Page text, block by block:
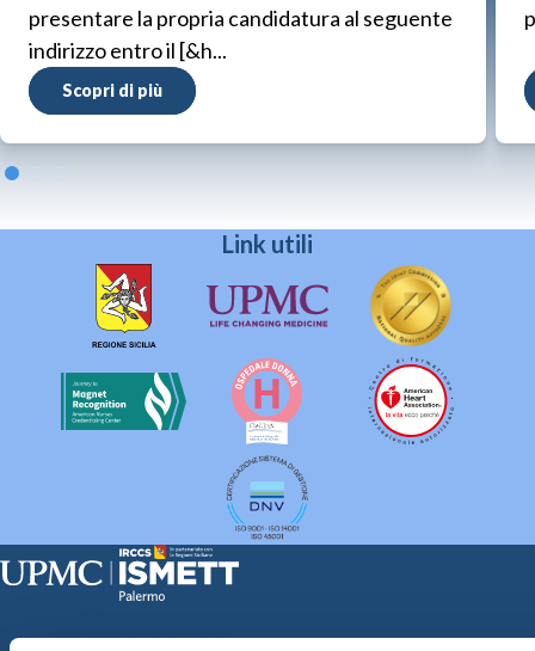
presentare la propria candidatura al seguente
indirizzo entro il [&h...
Scopri di più
Link utili